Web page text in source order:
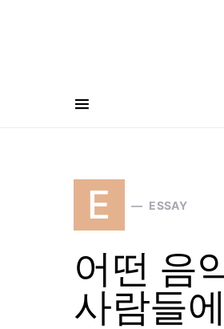
E ESSAY
어떤 음
사람들